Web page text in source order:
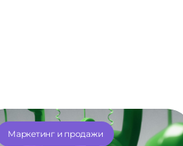
Маркетинг и продажи